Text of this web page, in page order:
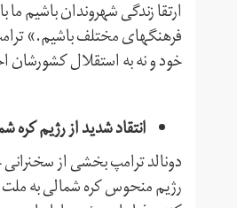
ارتقا زندگی شهروندان باشیم
فرهنگهای مختلف باشیم.»
خود و نه به استقلال کشورشان
انتقاد شدید از رژیم کره
دونالد ترامپ بخشی از
رژیم منحوس کره شمالی به